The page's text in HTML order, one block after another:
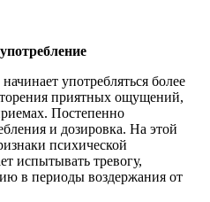
употребляться более
приятных ощущений,
Постепенно
и дозировка. На этой
психической
испытывать тревогу,
в периоды воздержания от